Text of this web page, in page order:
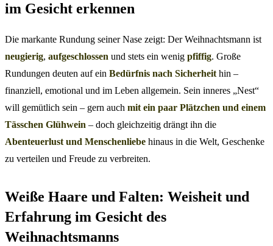
im Gesicht erkennen
Die markante Rundung seiner Nase zeigt: Der Weihnachtsmann ist
neugierig, aufgeschlossen und stets ein wenig pfiffig. Große
Rundungen deuten auf ein Bedürfnis nach Sicherheit hin –
finanziell, emotional und im Leben allgemein. Sein inneres „Nest“
will gemütlich sein – gern auch mit ein paar Plätzchen und einem
Tässchen Glühwein – doch gleichzeitig drängt ihn die
Abenteuerlust und Menschenliebe hinaus in die Welt, Geschenke
zu verteilen und Freude zu verbreiten.
Weiße Haare und Falten: Weisheit und
Erfahrung im Gesicht des
Weihnachtsmanns